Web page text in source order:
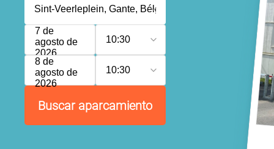
7 de
agosto de
2026
10:30
8 de
agosto de
2026
10:30
Buscar aparcamiento